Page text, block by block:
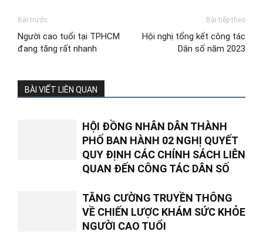
Bài trước
Người cao tuổi tại TPHCM
đang tăng rất nhanh
Bài tiếp theo
Hội nghị tổng kết công tác
Dân số năm 2023
BÀI VIẾT LIÊN QUAN
HỘI ĐỒNG NHÂN DÂN THÀNH
PHỐ BAN HÀNH 02 NGHỊ QUYẾT
QUY ĐỊNH CÁC CHÍNH SÁCH LIÊN
QUAN ĐẾN CÔNG TÁC DÂN SỐ
TĂNG CƯỜNG TRUYỀN THÔNG
VỀ CHIẾN LƯỢC KHÁM SỨC KHỎE
NGƯỜI CAO TUỔI